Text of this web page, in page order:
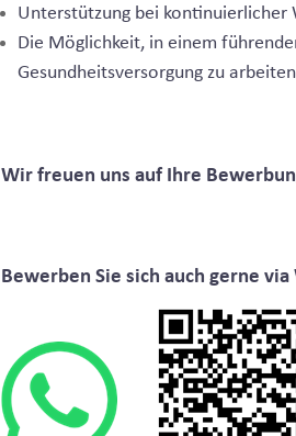
Unterstützung bei kontinuierlicher
Die Möglichkeit, in einem
Gesundheitsversorgung zu arbeiten
Wir freuen uns auf Ihre
Bewerben Sie sich auch gerne